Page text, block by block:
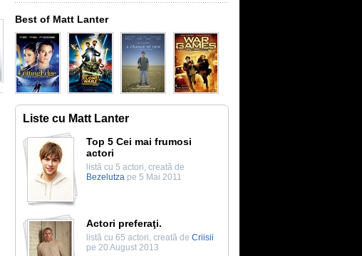
Best of Matt Lanter
Liste cu Matt Lanter
Top 5 Cei mai frumosi
actori
listă cu 5 actori, creată de
Bezelutza pe 5 Mai 2011
Actori preferaţi.
listă cu 65 actori, creată de Criisii
pe 20 August 2013